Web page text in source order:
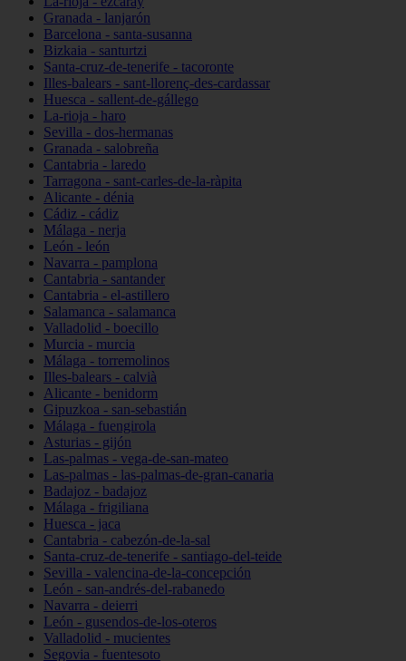
Granada - lanjarón
Barcelona - santa-susanna
Bizkaia - santurtzi
Santa-cruz-de-tenerife - tacoronte
Illes-balears - sant-llorenç-des-cardassar
Huesca - sallent-de-gállego
La-rioja - haro
Sevilla - dos-hermanas
Granada - salobreña
Cantabria - laredo
Tarragona - sant-carles-de-la-ràpita
Alicante - dénia
Cádiz - cádiz
Málaga - nerja
León - león
Navarra - pamplona
Cantabria - santander
Cantabria - el-astillero
Salamanca - salamanca
Valladolid - boecillo
Murcia - murcia
Málaga - torremolinos
Illes-balears - calvià
Alicante - benidorm
Gipuzkoa - san-sebastián
Málaga - fuengirola
Asturias - gijón
Las-palmas - vega-de-san-mateo
Las-palmas - las-palmas-de-gran-canaria
Badajoz - badajoz
Málaga - frigiliana
Huesca - jaca
Cantabria - cabezón-de-la-sal
Santa-cruz-de-tenerife - santiago-del-teide
Sevilla - valencina-de-la-concepción
León - san-andrés-del-rabanedo
Navarra - deierri
León - gusendos-de-los-oteros
Valladolid - mucientes
Segovia - fuentesoto